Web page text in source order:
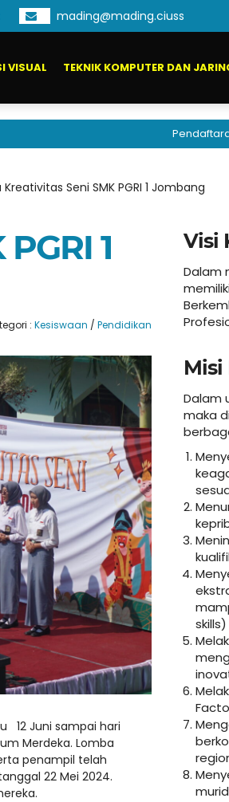
mading@mading.ciuss
VISUAL TEKNIK KOMPUTER DAN
Pendaftaran
Seni SMK PGRI 1 Jombang
1
:Kesiswaan /Pendidikan
12 Juni sampai hari
Merdeka. Lomba
penampil telah
22 Mei 2024.
Visi
Dalam
Misi
Dalam
maka
skills)